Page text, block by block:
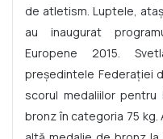
de atletism. Luptele,
au inaugurat
Europene 2015.
președintele Federației
scorul medaliilor pentru
bronz în categoria 75